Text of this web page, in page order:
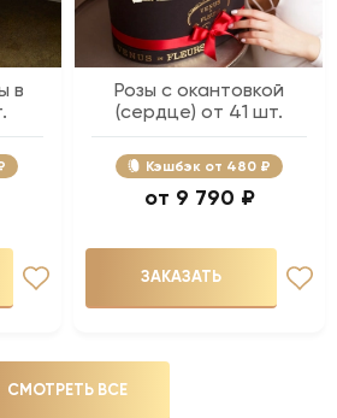
в
Розы с окантовкой
(сердце) от 41 шт.
Кэшбэк 480 ₽
9 790 ₽
ЗАКАЗАТЬ
СМОТРЕТЬ ВСЕ